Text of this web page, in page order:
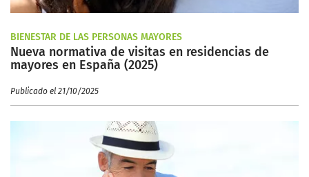
BIENESTAR DE LAS PERSONAS MAYORES
Nueva normativa de visitas en residencias de
mayores en España (2025)
Publicado el 21/10/2025